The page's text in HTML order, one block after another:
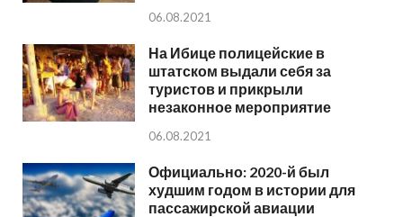
06.08.2021
На Ибице полицейские в
штатском выдали себя за
туристов и прикрыли
незаконное мероприятие
06.08.2021
Официально: 2020-й был
худшим годом в истории для
пассажирской авиации